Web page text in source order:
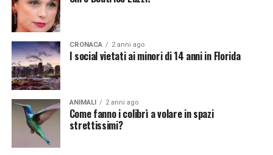
notizie del giorno?
CRONACA 2 anni ago
I social vietati ai minori di 14 anni in Florida
ANIMALI 2 anni ago
Come fanno i colibrì a volare in spazi
strettissimi?